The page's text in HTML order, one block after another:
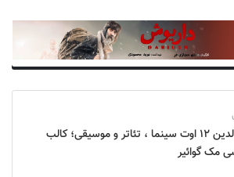
متولدین ۱۲ اوت سینما ، تئاتر و موسیقی؛ کالب
مک گوائیر